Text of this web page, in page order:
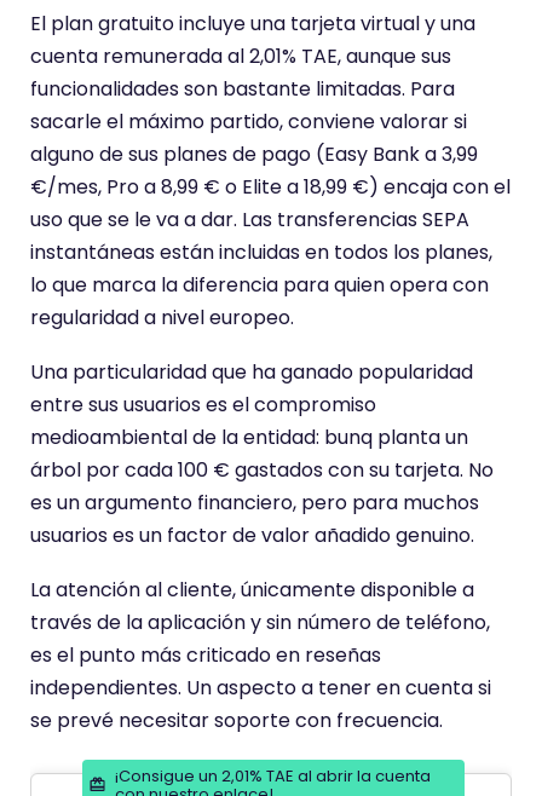
t
u
a
c
i
ó
n
d
e
El plan gratuito incluye una tarjeta virtual y una
cuenta remunerada al 2,01% TAE, aunque sus
funcionalidades son bastante limitadas. Para
sacarle el máximo partido, conviene valorar si
alguno de sus planes de pago (Easy Bank a 3,99
€/mes, Pro a 8,99 € o Elite a 18,99 €) encaja con el
uso que se le va a dar. Las transferencias SEPA
instantáneas están incluidas en todos los planes,
lo que marca la diferencia para quien opera con
regularidad a nivel europeo.
Una particularidad que ha ganado popularidad
entre sus usuarios es el compromiso
medioambiental de la entidad: bunq planta un
árbol por cada 100 € gastados con su tarjeta. No
es un argumento financiero, pero para muchos
usuarios es un factor de valor añadido genuino.
La atención al cliente, únicamente disponible a
través de la aplicación y sin número de teléfono,
es el punto más criticado en reseñas
independientes. Un aspecto a tener en cuenta si
se prevé necesitar soporte con frecuencia.
¡Consigue un 2,01% TAE al abrir la cuenta